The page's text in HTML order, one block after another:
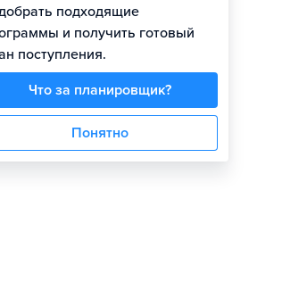
подходящие
и получить готовый
поступления.
Что за планировщик?
Понятно